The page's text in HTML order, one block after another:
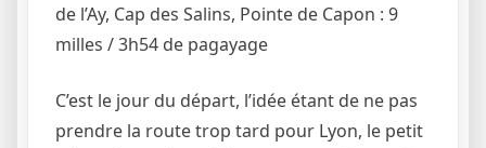
de l’Ay, Cap des Salins, Pointe de Capon : 9
milles / 3h54 de pagayage
C’est le jour du départ, l’idée étant de ne pas
prendre la route trop tard pour Lyon, le petit